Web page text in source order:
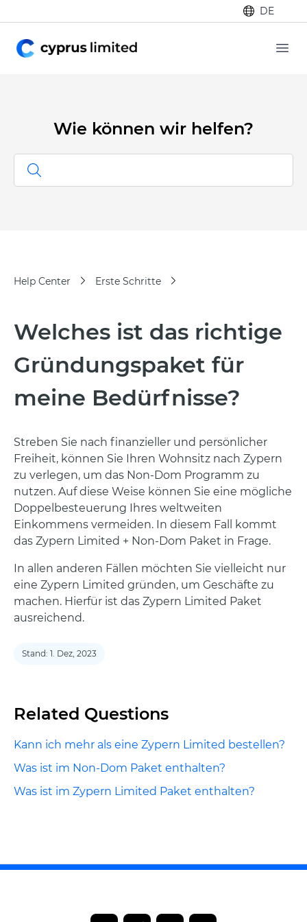
DE
Wie können wir helfen?
Help Center Erste Schritte
Welches ist das richtige
Gründungspaket für
meine Bedürfnisse?
Streben Sie nach finanzieller und persönlicher
Freiheit, können Sie Ihren Wohnsitz nach Zypern
zu verlegen, um das Non-Dom Programm zu
nutzen. Auf diese Weise können Sie eine mögliche
Doppelbesteuerung Ihres weltweiten
Einkommens vermeiden. In diesem Fall kommt
das Zypern Limited + Non-Dom Paket in Frage.
In allen anderen Fällen möchten Sie vielleicht nur
eine Zypern Limited gründen, um Geschäfte zu
machen. Hierfür ist das Zypern Limited Paket
ausreichend.
Stand: 1. Dez, 2023
Related Questions
Kann ich mehr als eine Zypern Limited bestellen?
Was ist im Non-Dom Paket enthalten?
Was ist im Zypern Limited Paket enthalten?